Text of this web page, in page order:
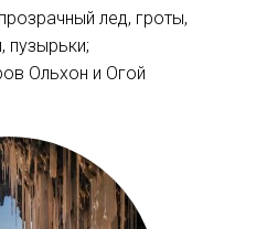
лед, гроты,
пузырьки;
Ольхон и Огой